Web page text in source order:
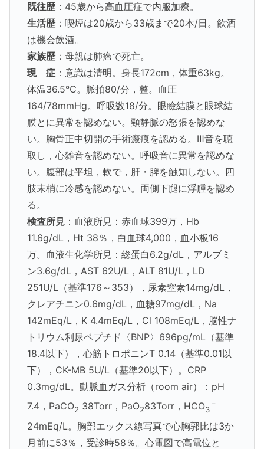
既往歴：45歳から高血圧症で内服加療。
生活歴：喫煙は20歳から33歳まで20本/日。飲酒
は機会飲酒。
家族歴：母親は肺癌で死亡。
現 症：意識は清明。身長172cm，体重63kg。
体温36.5℃。脈拍80/分，整。血圧
164/78mmHg。呼吸数18/分。眼瞼結膜と眼球結
膜とに異常を認めない。頸静脈の怒張を認めな
い。胸骨正中切開の手術瘢痕を認める。Ⅲ音を聴
取し，心雑音を認めない。呼吸音に異常を認めな
い。腹部は平坦，軟で，肝・脾を触知しない。四
肢末梢に冷感を認めない。両側下腿に浮腫を認め
る。
検査所見：血液所見：赤血球399万，Hb
11.6g/dL，Ht 38％，白血球4,000，血小板16
万。血液生化学所見：総蛋白6.2g/dL，アルブミ
ン3.6g/dL，AST 62U/L，ALT 81U/L，LD
251U/L（基準176～353），尿素窒素14mg/dL，
クレアチニン0.6mg/dL，血糖97mg/dL，Na
142mEq/L，K 4.4mEq/L，Cl 108mEq/L，脳性ナ
トリウム利尿ペプチド〈BNP〉696pg/mL（基準
18.4以下），心筋トロポニンT 0.14（基準0.01以
下），CK-MB 5U/L（基準20以下）。CRP
0.3mg/dL。動脈血ガス分析（room air）：pH
7.4，PaCO2 38Torr，PaO283Torr，HCO3
－
24mEq/L。胸部エックス線写真で心胸郭比は3か
月前に53％，受診時58％。心電図で高電位と